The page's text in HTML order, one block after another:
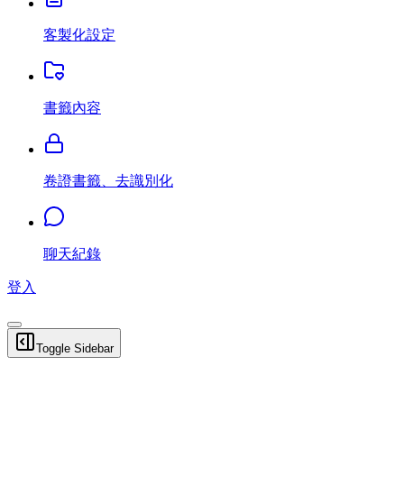
客製化設定
書籤內容
卷證書籤、去識別化
聊天紀錄
登入
Toggle Sidebar